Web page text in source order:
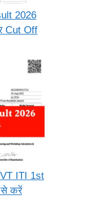
2026
Cut Off
ITI 1st
से करें